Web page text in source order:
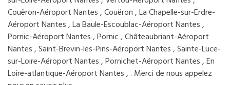
Couëron-Aéroport Nantes , Couëron , La Chapelle-sur-Erdre-
Aéroport Nantes , La Baule-Escoublac-Aéroport Nantes ,
Pornic-Aéroport Nantes , Pornic , Châteaubriant-Aéroport
Nantes , Saint-Brevin-les-Pins-Aéroport Nantes , Sainte-Luce-
sur-Loire-Aéroport Nantes , Pornichet-Aéroport Nantes , En
Loire-atlantique-Aéroport Nantes , . Merci de nous appelez